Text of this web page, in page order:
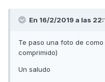
En 16/2/2019 a las
Te paso una foto de
comprimido)
Un saludo